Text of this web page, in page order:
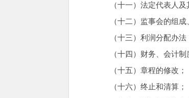
（十一）法定代表人及
（十二）监事会的组成
（十三）利润分配办法
（十四）财务、会计制
（十五）章程的修改；
（十六）终止和清算；